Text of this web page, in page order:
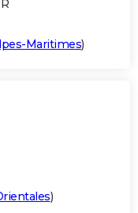
Maritimes)
)